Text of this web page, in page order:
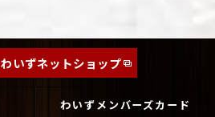
わいずネットショップ
わいずメンバーズカード